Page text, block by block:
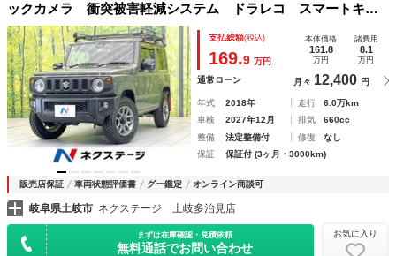
ックカメラ 衝突被害軽減システム ドラレコ スマートキ
ー ＬＥＤヘッド ビルトインＥＴＣ クルコン 純正１６イ
ンチアルミ 車線逸脱警報 オートライト
支払総額(税込)
169.9 万円
本体価格
161.8
万円
諸費用
8.1
万円
通常ローン 月々 12,400 円
年式 2018年 走行
6.0万km
車検
2027年12月 排気
660cc
整備
法定整備付 修復
なし
保証
保証付 (3ヶ月・3000km)
販売店保証 車両状態評価書 グー鑑定 オンライン商談可
岐阜県土岐市 ネクステージ 土岐多治見店
まずは在庫確認・見積依頼
無料通話でお問い合わせ
お気に入り